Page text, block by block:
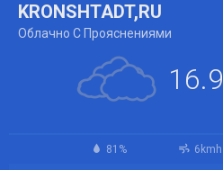
KRONSHTADT,RU
Облачно С Прояснениями
16.9
81% 6kmh